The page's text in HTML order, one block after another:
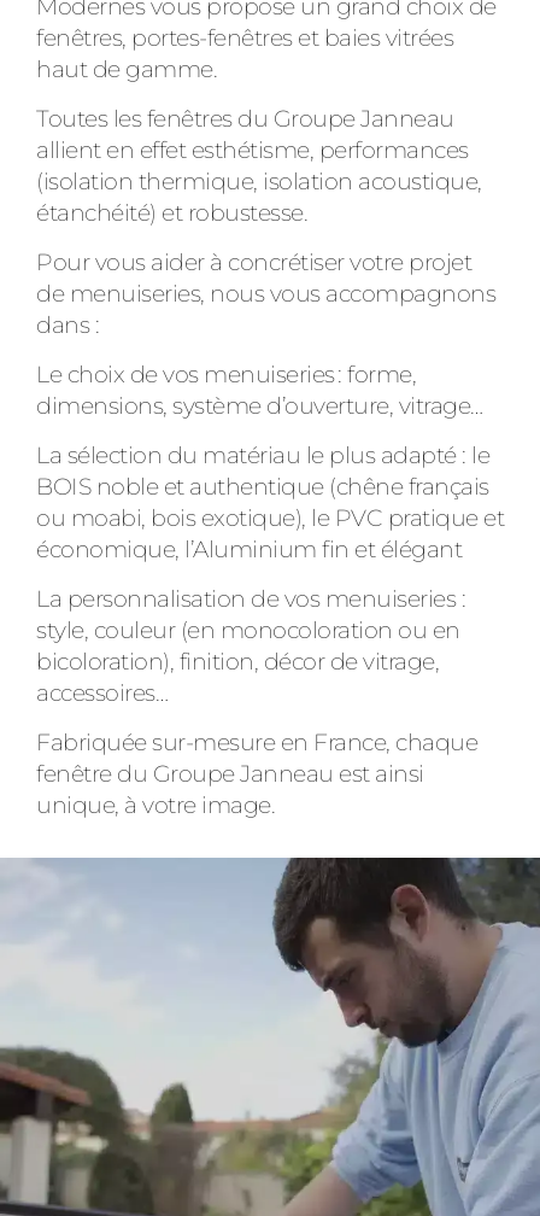
Modernes vous propose un grand choix de
fenêtres, portes-fenêtres et baies vitrées
haut de gamme.
Toutes les fenêtres du Groupe Janneau
allient en effet esthétisme, performances
(isolation thermique, isolation acoustique,
étanchéité) et robustesse.
Pour vous aider à concrétiser votre projet
de menuiseries, nous vous accompagnons
dans :
Le choix de vos menuiseries : forme,
dimensions, système d’ouverture, vitrage…
La sélection du matériau le plus adapté : le
BOIS noble et authentique (chêne français
ou moabi, bois exotique), le PVC pratique et
économique, l’Aluminium fin et élégant
La personnalisation de vos menuiseries :
style, couleur (en monocoloration ou en
bicoloration), finition, décor de vitrage,
accessoires…
Fabriquée sur-mesure en France, chaque
fenêtre du Groupe Janneau est ainsi
unique, à votre image.